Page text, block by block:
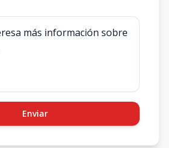
Enviar